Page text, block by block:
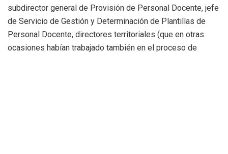
subdirector general de Provisión de Personal Docente, jefe
de Servicio de Gestión y Determinación de Plantillas de
Personal Docente, directores territoriales (que en otras
ocasiones habían trabajado también en el proceso de